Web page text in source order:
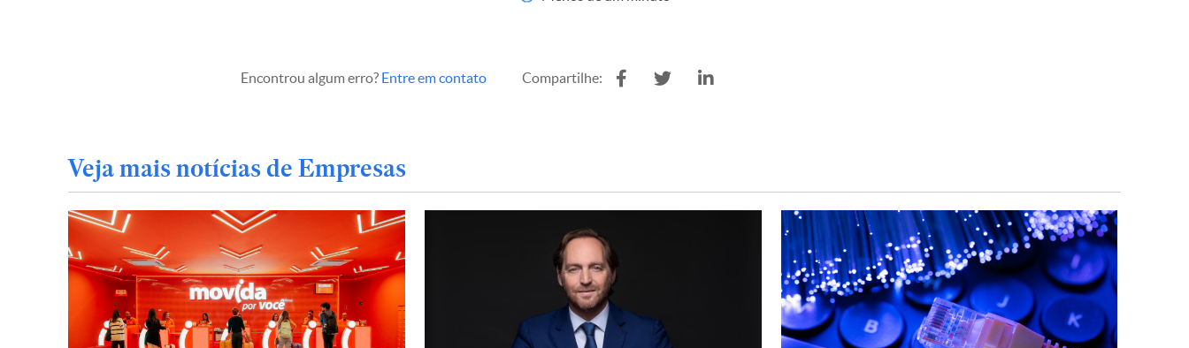
Encontrou algum erro? Entre em contato Compartilhe:
Veja mais notícias de Empresas